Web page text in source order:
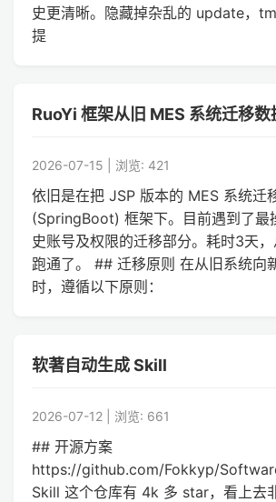
史更清晰。隐藏掉杂乱的 update，
提
RuoYi 框架从旧 MES 系统迁移数
2026-07-15 | 浏览: 421
依旧是在把 JSP 版本的 MES 系统迁
(SpringBoot) 框架下。目前遇到了最
史账号及权限的迁移部分。耗时3天
跑通了。 ## 迁移原则 在从旧系统向
时，遵循以下原则：
软著自动生成 Skill
2026-07-12 | 浏览: 661
## 开源方案
https://github.com/Fokkyp/
Skill 这个仓库有 4k 多 star，看上去